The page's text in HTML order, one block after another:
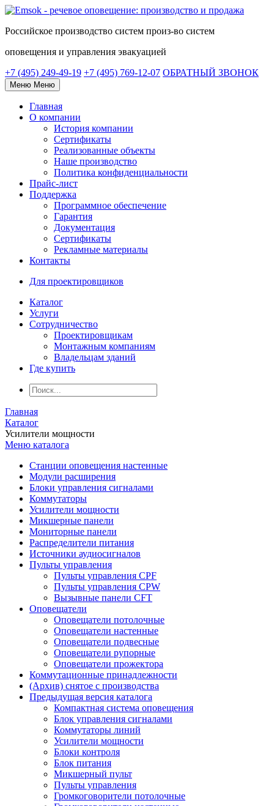
Российское производство систем произ-во систем
оповещения и управления эвакуацией
+7 (495) 249-49-19 +7 (495) 769-12-07 ОБРАТНЫЙ ЗВОНОК
Меню Меню
Главная
О компании
История компании
Сертификаты
Реализованные объекты
Наше производство
Политика конфиденциальности
Прайс-лист
Поддержка
Программное обеспечение
Гарантия
Документация
Сертификаты
Рекламные материалы
Контакты
Для проектировщиков
Каталог
Услуги
Сотрудничество
Проектировщикам
Монтажным компаниям
Владельцам зданий
Где купить
Главная
Каталог
Усилители мощности
Меню каталога
Станции оповещения настенные
Модули расширения
Блоки управления сигналами
Коммутаторы
Усилители мощности
Микшерные панели
Мониторные панели
Распределители питания
Источники аудиосигналов
Пульты управления
Пульты управления CPF
Пульты управления CPW
Вызывные панели CFT
Оповещатели
Оповещатели потолочные
Оповещатели настенные
Оповещатели подвесные
Оповещатели рупорные
Оповещатели прожектора
Коммутационные принадлежности
(Архив) снятое с производства
Предыдущая версия каталога
Компактная система оповещения
Блок управления сигналами
Коммутаторы линий
Усилители мощности
Блоки контроля
Блок питания
Микшерный пульт
Пульты управления
Громкоговорители потолочные